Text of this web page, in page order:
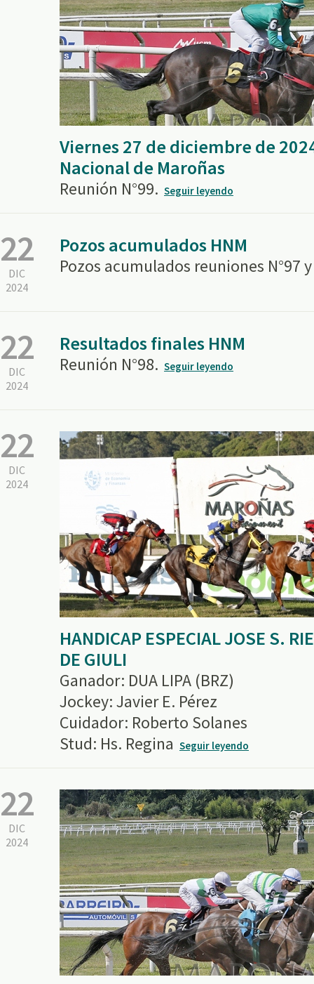
Viernes 27 de diciembre de
Nacional de Maroñas
Reunión N°99. Seguir leyendo
22
DIC
2024
Pozos acumulados HNM
Pozos acumulados reuniones N°97 y
22
DIC
2024
Resultados finales HNM
Reunión N°98. Seguir leyendo
22
DIC
2024
HANDICAP ESPECIAL JOSE S.
DE GIULI
Ganador: DUA LIPA (BRZ)
Jockey: Javier E. Pérez
Cuidador: Roberto Solanes
Stud: Hs. Regina Seguir leyendo
22
DIC
2024